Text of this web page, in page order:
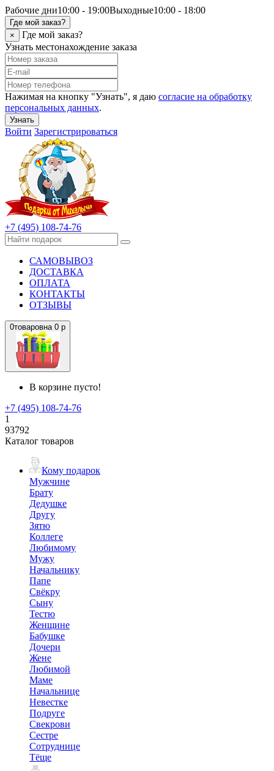
Рабочие дни10:00 - 19:00Выходные10:00 - 18:00
Где мой заказ?
×
Где мой заказ?
Узнать местонахождение заказа
Нажимая на кнопку "Узнать", я даю согласие на обработку
персональных данных.
Узнать
Войти Зарегистрироваться
+7 (495) 108-74-76
САМОВЫВОЗ
ДОСТАВКА
ОПЛАТА
КОНТАКТЫ
ОТЗЫВЫ
0товаровна 0 р
В корзине пусто!
+7 (495) 108-74-76
1
93792
Каталог товаров
Кому подарок
Мужчине
Брату
Дедушке
Другу
Зятю
Коллеге
Любимому
Мужу
Начальнику
Папе
Свёкру
Сыну
Тестю
Женщине
Бабушке
Дочери
Жене
Любимой
Маме
Начальнице
Невестке
Подруге
Свекрови
Сестре
Сотруднице
Тёще